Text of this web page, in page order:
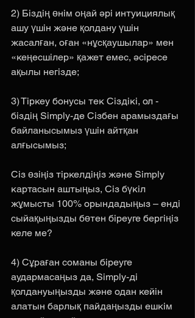
2) Біздің өнім оңай әрі интуициялық
ашу үшін және қолдану үшін
жасалған, оған «нұсқаушылар» мен
«кеңесшілер» қажет емес, әсіресе
ақылы негізде;
3) Тіркеу бонусы тек Сіздікі, ол -
біздің Simply-де Сізбен арамыздағы
байланысымыз үшін айтқан
алғысымыз;
Сіз өзіңіз тіркелдіңіз және Simply
картасын аштыңыз, Cіз бүкіл
жұмысты 100% орындадыңыз – енді
сыйақыңызды бөтен біреуге бергіңіз
келе ме?
4) Сұраған соманы біреуге
аудармасаңыз да, Simply-ді
қолдануыңызды және одан кейін
алатын барлық пайдаңызды ешкім